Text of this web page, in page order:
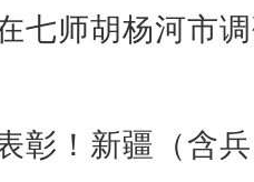
七师胡杨河市
彰！新疆（含